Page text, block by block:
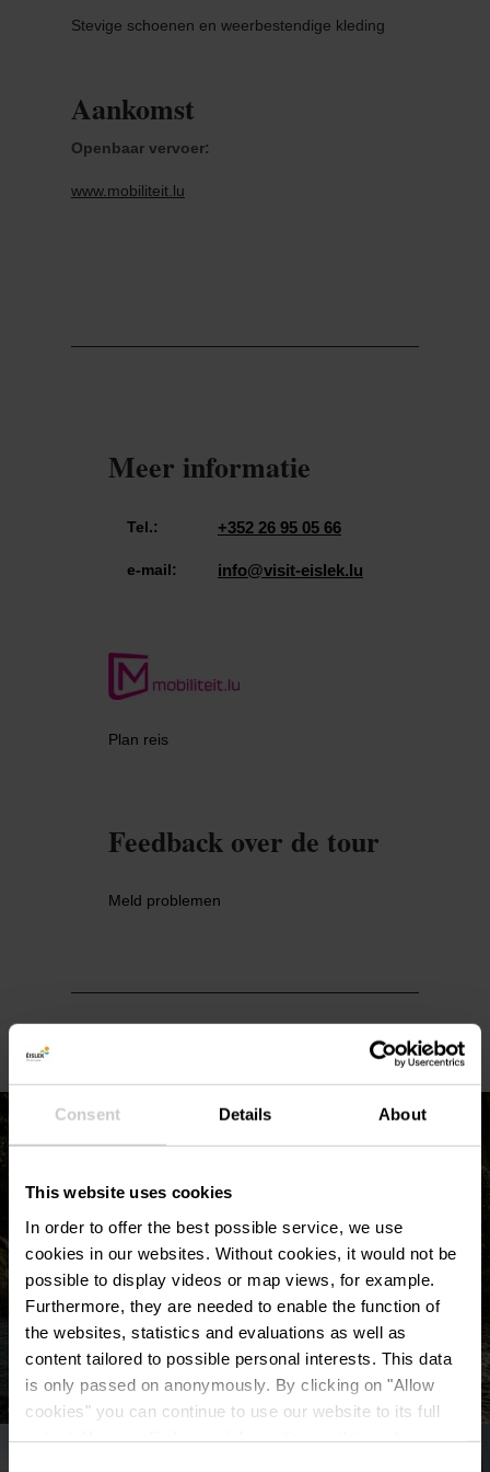
Consent Details About
This website uses cookies
In order to offer the best possible service, we use
cookies in our websites. Without cookies, it would not be
possible to display videos or map views, for example.
Furthermore, they are needed to enable the function of
the websites, statistics and evaluations as well as
content tailored to possible personal interests. This data
is only passed on anonymously. By clicking on "Allow
cookies" you can continue to use our website to its full
Stevige schoenen en weerbestendige kleding
Aankomst
Openbaar vervoer:
www.mobiliteit.lu
Meer informatie
Tel.: +352 26 95 05 66
e-mail: info@visit-eislek.lu
Plan reis
Feedback over de tour
Meld problemen
© Visit Éislek, Visit Éislek